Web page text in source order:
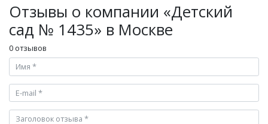
Отзывы о компании «Детский
сад № 1435» в Москве
0 отзывов